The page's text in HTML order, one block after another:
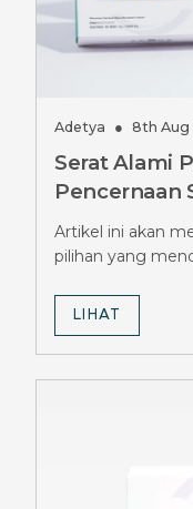
Adetya ● 8th Aug
Serat Alami
Pencernaan
Pilihannya
Artikel ini akan
pilihan yang
LIHAT